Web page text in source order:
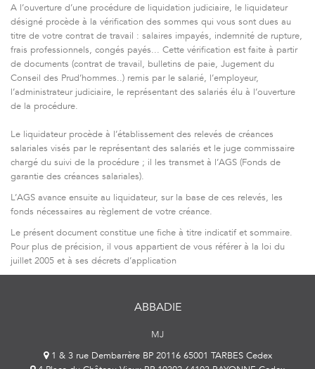
A l’ouverture d’une procédure de liquidation judiciaire, le liquidateur
désigné procède à la vérification des sommes qui vous sont dues au
titre de votre contrat de travail : salaires impayés, indemnité de rupture,
frais professionnels, congés payés... Cette vérification est faite à partir
de documents (contrat de travail, bulletins de paie, Jugement du
Conseil des Prud’hommes..) remis par le salarié, l’employeur,
l’administrateur judiciaire, le représentant des salariés élu à l’ouverture
de la procédure.
Le liquidateur procède à l’établissement des relevés de créances
salariales visés par le représentant des salariés et le juge commissaire
chargé du suivi de la procédure ; il les transmet à l’AGS (Fonds de
garantie des créances salariales).
L’AGS avance ensuite au liquidateur, sur la base de ces relevés, les
fonds nécessaires au règlement de votre créance.
Le présent document constitue une fiche à titre indicatif et sommaire.
Pour plus de précision, il vous appartient de vous référer à la loi du
juillet 2005 et à ses décrets d’application
ABBADIE
MJ
1 & 3 rue Dembarrère BP 20116 65001 TARBES Cedex